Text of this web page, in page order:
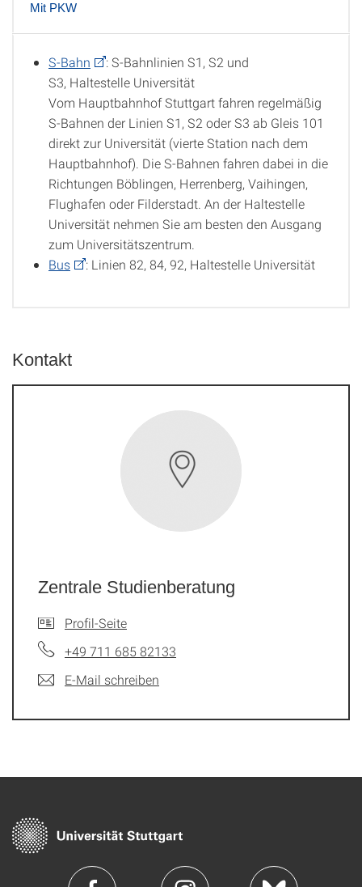
Mit PKW
Mit öffentlichen Verkehrsmitteln
S-Bahn
: S-Bahnlinien S1, S2 und
S3, Haltestelle Universität
Vom Hauptbahnhof Stuttgart fahren regelmäßig
S-Bahnen der Linien S1, S2 oder S3 ab Gleis 101
direkt zur Universität (vierte Station nach dem
Hauptbahnhof). Die S-Bahnen fahren dabei in die
Richtungen Böblingen, Herrenberg, Vaihingen,
Flughafen oder Filderstadt. An der Haltestelle
Universität nehmen Sie am besten den Ausgang
zum Universitätszentrum.
Bus
: Linien 82, 84, 92, Haltestelle Universität
Kontakt
Zentrale Studienberatung
Profil-Seite
+49 711 685 82133
E-Mail schreiben